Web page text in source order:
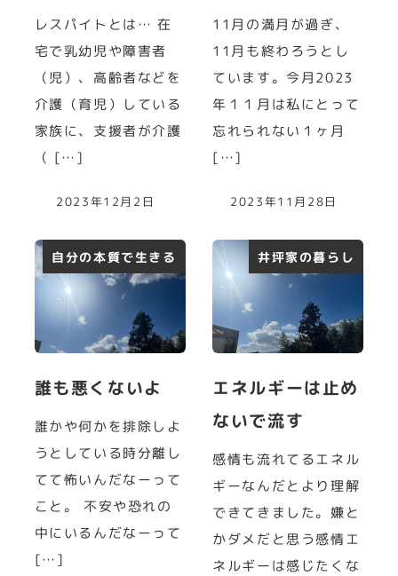
レスパイトとは… 在
宅で乳幼児や障害者
（児）、高齢者などを
介護（育児）している
家族に、支援者が介護
（ […]
2023年12月2日
11月の満月が過ぎ、
11月も終わろうとし
ています。今月2023
年１１月は私にとって
忘れられない１ヶ月
[…]
2023年11月28日
自分の本質で生きる
誰も悪くないよ
誰かや何かを排除しよ
うとしている時分離し
てて怖いんだなーって
こと。 不安や恐れの
中にいるんだなーって
[…]
井坪家の暮らし
エネルギーは止め
ないで流す
感情も流れてるエネル
ギーなんだとより理解
できてきました。嫌と
かダメだと思う感情エ
ネルギーは感じたくな